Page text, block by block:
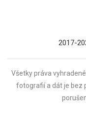
2017-
Všetky práva
fotografií a dát je bez